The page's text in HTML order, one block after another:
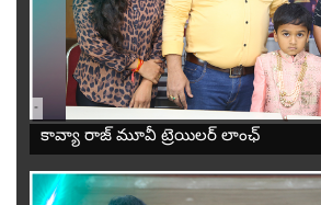
-
కావ్యా రాజ్ మూవీ ట్రెయిలర్ లాంఛ్